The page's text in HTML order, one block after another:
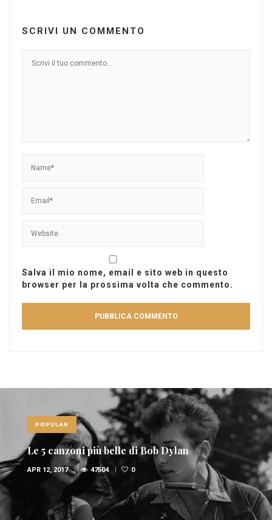
SCRIVI UN COMMENTO
Salva il mio nome, email e sito web in questo
browser per la prossima volta che commento.
POPULAR
Le 5 canzoni più belle di Bob Dylan
APR 12, 2017 47504 0